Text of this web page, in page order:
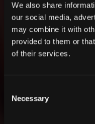
We also share
our social media,
may combine it with
provided to them or
of their services.
Selection
Necessary